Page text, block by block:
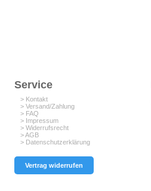
Service
> Kontakt
> Versand/Zahlung
> FAQ
> Impressum
> Widerrufsrecht
> AGB
> Datenschutzerklärung
Vertrag widerrufen